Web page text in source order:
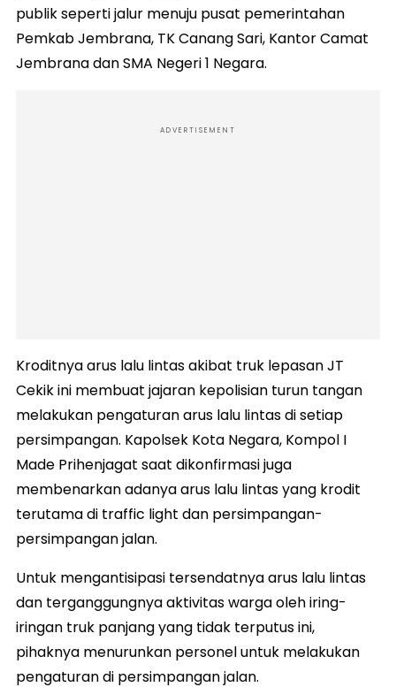
publik seperti jalur menuju pusat pemerintahan
Pemkab Jembrana, TK Canang Sari, Kantor Camat
Jembrana dan SMA Negeri 1 Negara.
ADVERTISEMENT
Kroditnya arus lalu lintas akibat truk lepasan JT
Cekik ini membuat jajaran kepolisian turun tangan
melakukan pengaturan arus lalu lintas di setiap
persimpangan. Kapolsek Kota Negara, Kompol I
Made Prihenjagat saat dikonfirmasi juga
membenarkan adanya arus lalu lintas yang krodit
terutama di traffic light dan persimpangan-
persimpangan jalan.
Untuk mengantisipasi tersendatnya arus lalu lintas
dan terganggungnya aktivitas warga oleh iring-
iringan truk panjang yang tidak terputus ini,
pihaknya menurunkan personel untuk melakukan
pengaturan di persimpangan jalan.